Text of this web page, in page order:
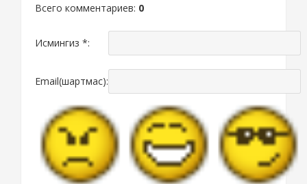
Всего комментариев: 0
Исмингиз *:
Email(шартмас):